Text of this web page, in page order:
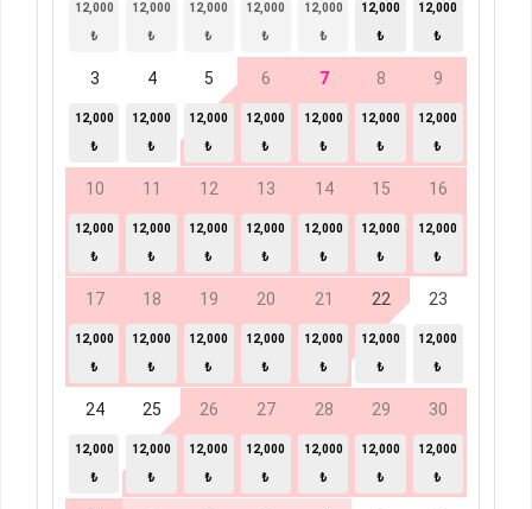
12,000
₺
12,000
₺
12,000
₺
12,000
₺
12,000
₺
12,000
₺
12,000
₺
3
12,000
₺
4
12,000
₺
5
12,000
₺
6
12,000
₺
7
12,000
₺
8
12,000
₺
9
12,000
₺
10
12,000
₺
11
12,000
₺
12
12,000
₺
13
12,000
₺
14
12,000
₺
15
12,000
₺
16
12,000
₺
17
12,000
₺
18
12,000
₺
19
12,000
₺
20
12,000
₺
21
12,000
₺
22
12,000
₺
23
12,000
₺
24
12,000
₺
25
12,000
₺
26
12,000
₺
27
12,000
₺
28
12,000
₺
29
12,000
₺
30
12,000
₺